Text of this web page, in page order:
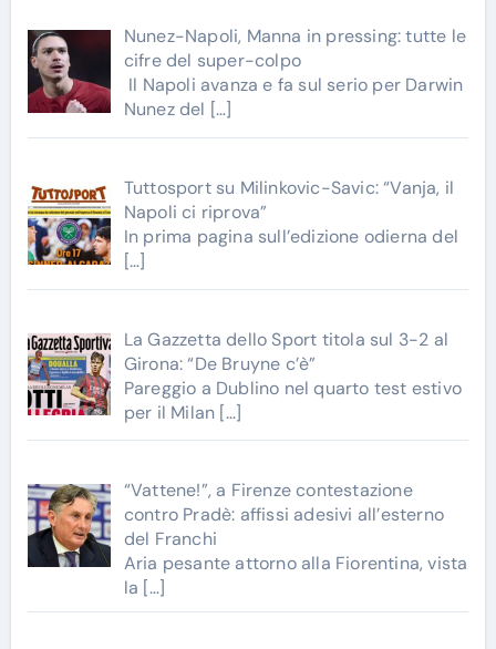
Nunez-Napoli, Manna in pressing: tutte le
cifre del super-colpo
Il Napoli avanza e fa sul serio per Darwin
Nunez del […]
Tuttosport su Milinkovic-Savic: “Vanja, il
Napoli ci riprova”
In prima pagina sull’edizione odierna del
[…]
La Gazzetta dello Sport titola sul 3-2 al
Girona: “De Bruyne c’è”
Pareggio a Dublino nel quarto test estivo
per il Milan […]
“Vattene!”, a Firenze contestazione
contro Pradè: affissi adesivi all’esterno
del Franchi
Aria pesante attorno alla Fiorentina, vista
la […]